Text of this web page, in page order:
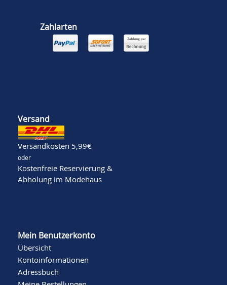
Zahlarten
Versand
Versandkosten 5,99€
oder
Kostenfreie Reservierung &
Abholung im Modehaus
Mein Benutzerkonto
Übersicht
Kontoinformationen
Adressbuch